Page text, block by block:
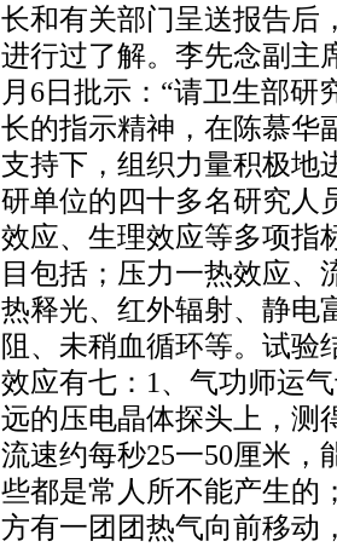
长和有关部门呈送报告后
进行过了解。李先念副主
月6日批示：“请卫生部研
长的指示精神，在陈慕华
支持下，组织力量积极地
研单位的四十多名研究人
效应、生理效应等多项指
目包括；压力一热效应、
热释光、红外辐射、静电
阻、未稍血循环等。试验
效应有七：1、气功师运
远的压电晶体探头上，测
流速约每秒25一50厘米，
些都是常人所不能产生的
方有一团团热气向前移动